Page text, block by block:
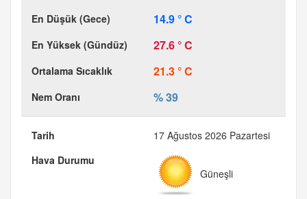
14.9 ° C
27.6 ° C
21.3 ° C
% 39
17 Ağustos 2026 Pazartesi
Güneşli